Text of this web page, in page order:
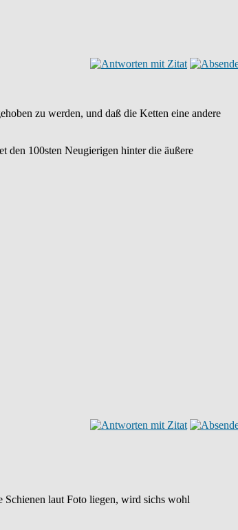
zu werden, und daß die Ketten eine andere
den 100sten Neugierigen hinter die äußere
Schienen laut Foto liegen, wird sichs wohl